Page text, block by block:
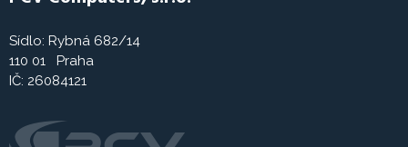
Sídlo: Rybná 682/14
110 01 Praha
IČ: 26084121